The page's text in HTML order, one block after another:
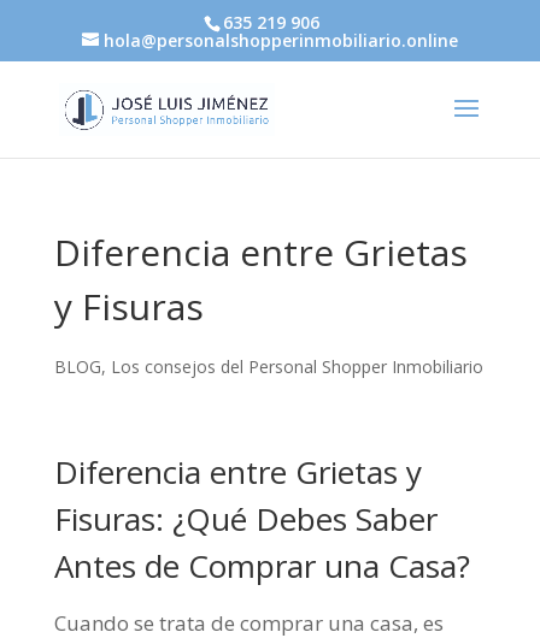
635 219 906
hola@personalshopperinmobiliario.online
Diferencia entre Grietas
y Fisuras
BLOG, Los consejos del Personal Shopper Inmobiliario
Diferencia entre Grietas y
Fisuras: ¿Qué Debes Saber
Antes de Comprar una Casa?
Cuando se trata de comprar una casa, es